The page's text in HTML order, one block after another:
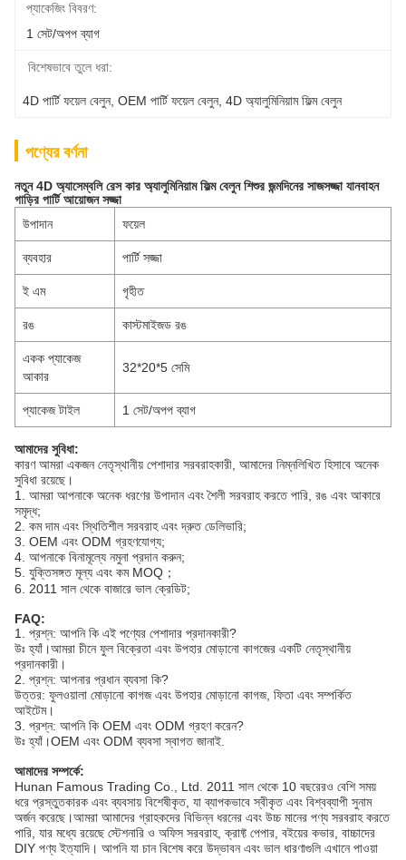
প্যাকেজিং বিবরণ:
1 সেট/অপপ ব্যাগ
বিশেষভাবে তুলে ধরা:
4D পার্টি ফয়েল বেলুন, OEM পার্টি ফয়েল বেলুন, 4D অ্যালুমিনিয়াম ফিল্ম বেলুন
পণ্যের বর্ণনা
নতুন 4D অ্যাসেম্বলি রেস কার অ্যালুমিনিয়াম ফিল্ম বেলুন শিশুর জন্মদিনের সাজসজ্জা যানবাহন
গাড়ির পার্টি আয়োজন সজ্জা
উপাদান
ফয়েল
ব্যবহার পার্টি সজ্জা
ই এম গৃহীত
রঙ কাস্টমাইজড রঙ
একক প্যাকেজ
আকার
32*20*5 সেমি
প্যাকেজ টাইল 1 সেট/অপপ ব্যাগ
আমাদের সুবিধা:
কারণ আমরা একজন নেতৃস্থানীয় পেশাদার সরবরাহকারী, আমাদের নিম্নলিখিত হিসাবে অনেক
সুবিধা রয়েছে।
1. আমরা আপনাকে অনেক ধরণের উপাদান এবং শৈলী সরবরাহ করতে পারি, রঙ এবং আকারে
সমৃদ্ধ;
2. কম দাম এবং স্থিতিশীল সরবরাহ এবং দ্রুত ডেলিভারি;
3. OEM এবং ODM গ্রহণযোগ্য;
4. আপনাকে বিনামূল্যে নমুনা প্রদান করুন;
5. যুক্তিসঙ্গত মূল্য এবং কম MOQ；
6. 2011 সাল থেকে বাজারে ভাল ক্রেডিট;
FAQ:
1. প্রশ্ন: আপনি কি এই পণ্যের পেশাদার প্রদানকারী?
উঃ হ্যাঁ।আমরা চীনে ফুল বিক্রেতা এবং উপহার মোড়ানো কাগজের একটি নেতৃস্থানীয়
প্রদানকারী।
2. প্রশ্ন: আপনার প্রধান ব্যবসা কি?
উত্তর: ফুলওয়ালা মোড়ানো কাগজ এবং উপহার মোড়ানো কাগজ, ফিতা এবং সম্পর্কিত
আইটেম।
3. প্রশ্ন: আপনি কি OEM এবং ODM গ্রহণ করেন?
উঃ হ্যাঁ।OEM এবং ODM ব্যবসা স্বাগত জানাই.
আমাদের সম্পর্কে:
Hunan Famous Trading Co., Ltd. 2011 সাল থেকে 10 বছরেরও বেশি সময়
ধরে প্রস্তুতকারক এবং ব্যবসায় বিশেষীকৃত, যা ব্যাপকভাবে স্বীকৃত এবং বিশ্বব্যাপী সুনাম
অর্জন করেছে।আমরা আমাদের গ্রাহকদের বিভিন্ন ধরনের এবং উচ্চ মানের পণ্য সরবরাহ করতে
পারি, যার মধ্যে রয়েছে স্টেশনারি ও অফিস সরবরাহ, ক্রাফ্ট পেপার, বইয়ের কভার, বাচ্চাদের
DIY পণ্য ইত্যাদি। আপনি যা চান বিশেষ করে উদ্ভাবন এবং ভাল ধারণাগুলি এখানে পাওয়া